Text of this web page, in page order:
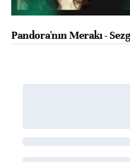
Pandora'nın Merakı -